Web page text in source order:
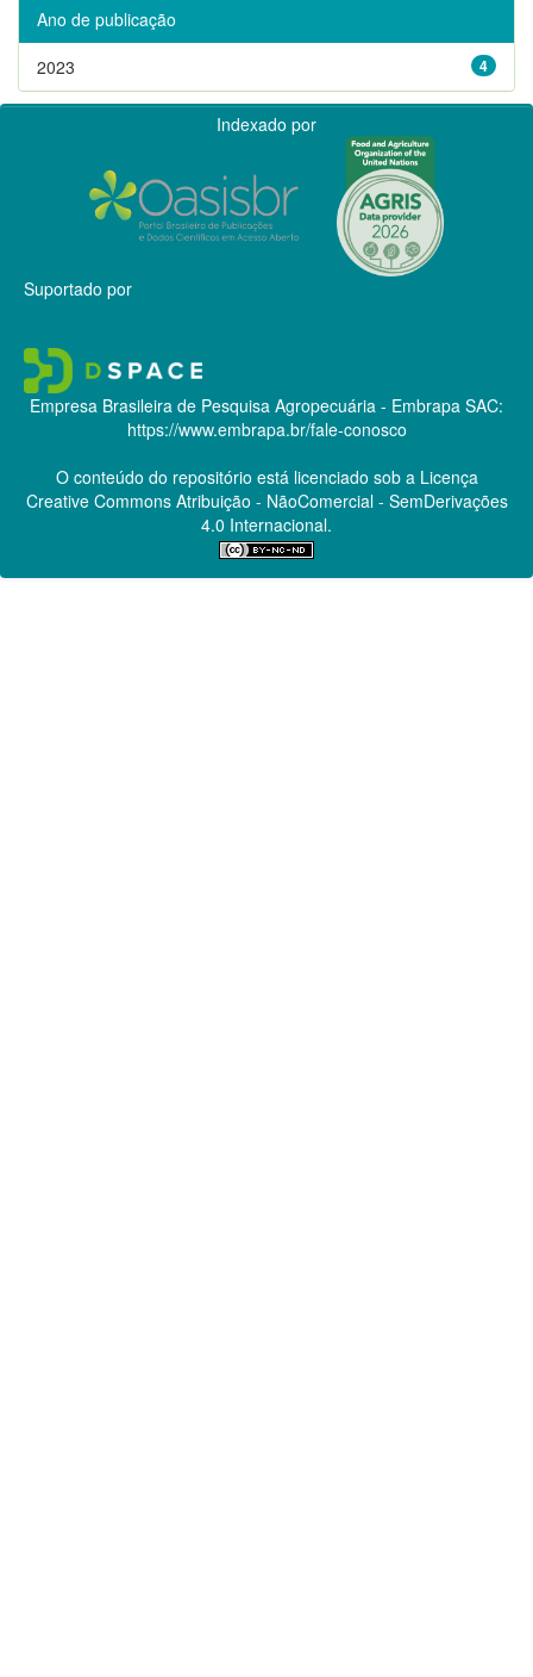
Ano de publicação
4
2023
Indexado por
Suportado por
Empresa Brasileira de Pesquisa Agropecuária - Embrapa SAC:
https://www.embrapa.br/fale-conosco
O conteúdo do repositório está licenciado sob a Licença
Creative CommonsAtribuição - NãoComercial - SemDerivações
4.0 Internacional.